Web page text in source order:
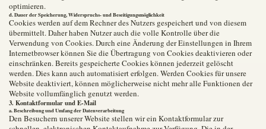
optimieren.
d. Dauer der Speicherung, Widerspruchs- und Beseitigungsmöglichkeit
Cookies werden auf dem Rechner des Nutzers gespeichert und von diesem
übermittelt. Daher haben Nutzer auch die volle Kontrolle über die
Verwendung von Cookies. Durch eine Änderung der Einstellungen in Ihrem
Internetbrowser können Sie die Übertragung von Cookies deaktivieren oder
einschränken. Bereits gespeicherte Cookies können jederzeit gelöscht
werden. Dies kann auch automatisiert erfolgen. Werden Cookies für unsere
Website deaktiviert, können möglicherweise nicht mehr alle Funktionen der
Website vollumfänglich genutzt werden.
3. Kontaktformular und E-Mail
a. Beschreibung und Umfang der Datenverarbeitung
Den Besuchern unserer Website stellen wir ein Kontaktformular zur